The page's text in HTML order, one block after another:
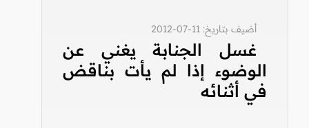
أضيف بتاريخ: 11-07-2012
غسل الجنابة يغني عن
الوضوء إذا لم يأت بناقض
في أثنائه